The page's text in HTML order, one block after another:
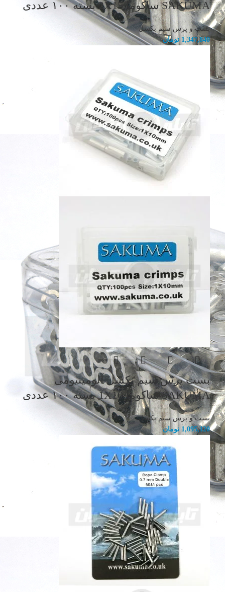
SAKUMA ساکوما 2X15 بسته ۱۰۰ عددی
بست و پرس سیم بکسل
1,347,840 تومان
بست پرس سیم بکسل آلومینیومی
SAKUMA ساکوما 1X10 بسته ۱۰۰ عددی
بست و پرس سیم بکسل
1,095,120 تومان